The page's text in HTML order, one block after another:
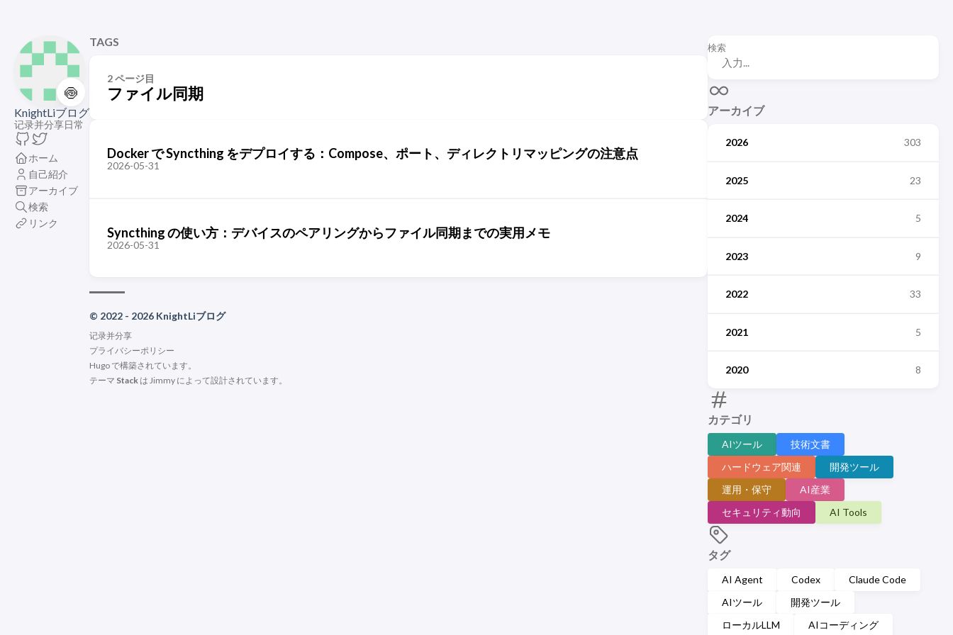
🍥
KnightLiブログ
记录并分享日常
ホーム
自己紹介
アーカイブ
検索
リンク
検索
アーカイブ
2026 303
2025 23
2024 5
2023 9
2022 33
2021 5
2020 8
カテゴリ
AIツール
技術文書
ハードウェア関連
開発ツール
運用・保守
AI産業
セキュリティ動向
AI Tools
タグ
AI Agent Codex
Claude Code
AIツール
開発ツール
ローカルLLM
AIコーディング
TAGS
2 ページ目
ファイル同期
Docker で Syncthing をデプロイする：Compose、ポート、ディレクトリマッピングの注意点
2026-05-31
Syncthing の使い方：デバイスのペアリングからファイル同期までの実用メモ
2026-05-31
© 2022 - 2026 KnightLiブログ
记录并分享
プライバシーポリシー
Hugoで構築されています。
テーマ Stack は Jimmy によって設計されています。